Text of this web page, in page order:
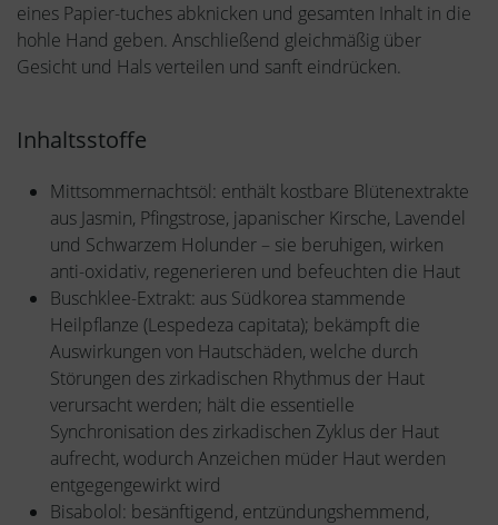
eines Papier-tuches abknicken und gesamten Inhalt in die
hohle Hand geben. Anschließend gleichmäßig über
Gesicht und Hals verteilen und sanft eindrücken.
Inhaltsstoffe
Mittsommernachtsöl: enthält kostbare Blütenextrakte
aus Jasmin, Pfingstrose, japanischer Kirsche, Lavendel
und Schwarzem Holunder – sie beruhigen, wirken
anti-oxidativ, regenerieren und befeuchten die Haut
Buschklee-Extrakt: aus Südkorea stammende
Heilpflanze (Lespedeza capitata); bekämpft die
Auswirkungen von Hautschäden, welche durch
Störungen des zirkadischen Rhythmus der Haut
verursacht werden; hält die essentielle
Synchronisation des zirkadischen Zyklus der Haut
aufrecht, wodurch Anzeichen müder Haut werden
entgegengewirkt wird
Bisabolol: besänftigend, entzündungshemmend,